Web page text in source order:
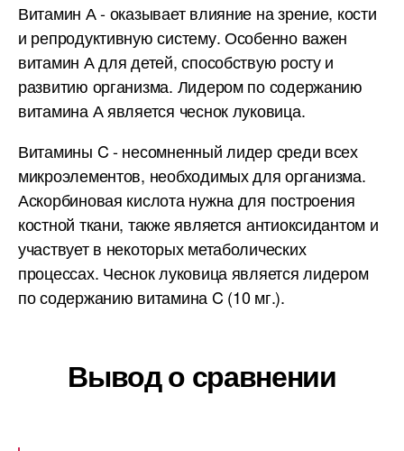
Витамин А - оказывает влияние на зрение, кости
и репродуктивную систему. Особенно важен
витамин А для детей, способствую росту и
развитию организма. Лидером по содержанию
витамина А является чеснок луковица.
Витамины C - несомненный лидер среди всех
микроэлементов, необходимых для организма.
Аскорбиновая кислота нужна для построения
костной ткани, также является антиоксидантом и
участвует в некоторых метаболических
процессах. Чеснок луковица является лидером
по содержанию витамина C (10 мг.).
Вывод о сравнении